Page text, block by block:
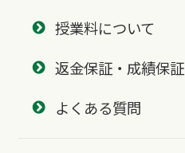
授業料について
返金保証・成績保証
よくある質問